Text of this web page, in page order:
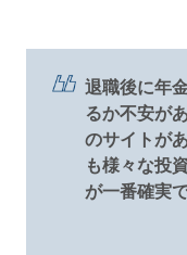
退職後に年
るか不安が
のサイトが
も様々な投
が一番確実